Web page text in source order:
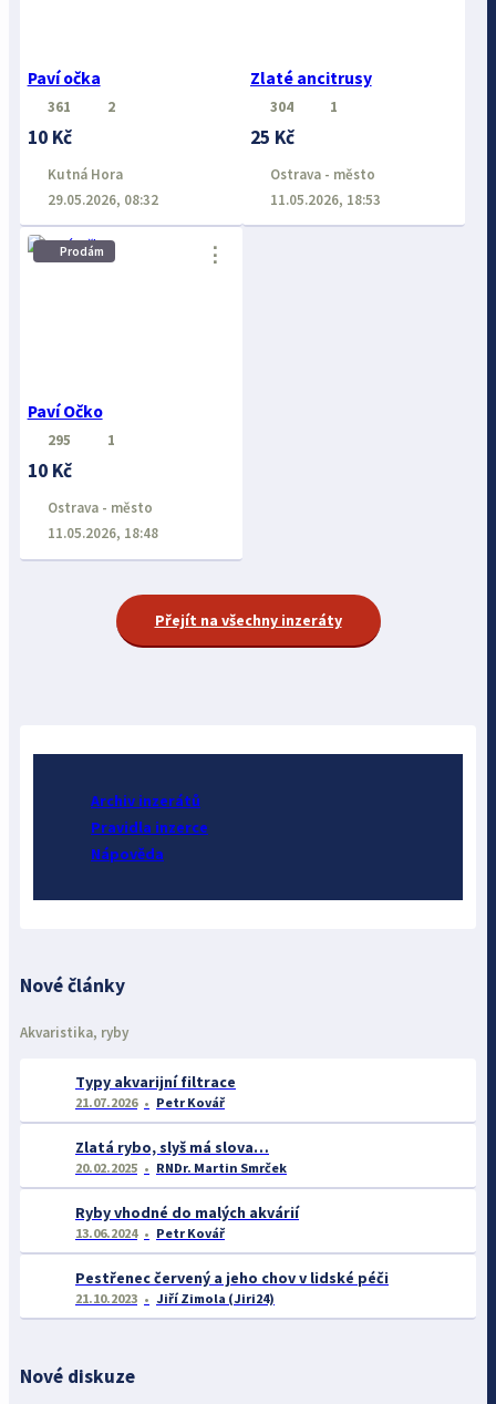
Paví očka
361 2
10 Kč
Kutná Hora
29.05.2026, 08:32
Zlaté ancitrusy
304 1
25 Kč
Ostrava - město
11.05.2026, 18:53
Prodám
Paví Očko
⋮
295 1
10 Kč
Ostrava - město
11.05.2026, 18:48
Přejít na všechny inzeráty
Archiv inzerátů
Pravidla inzerce
Nápověda
Nové články
Akvaristika, ryby
Typy akvarijní filtrace
21.07.2026 Petr Kovář
Zlatá rybo, slyš má slova…
20.02.2025 RNDr. Martin Smrček
Ryby vhodné do malých akvárií
13.06.2024 Petr Kovář
Pestřenec červený a jeho chov v lidské péči
21.10.2023 Jiří Zimola (Jiri24)
Nové diskuze